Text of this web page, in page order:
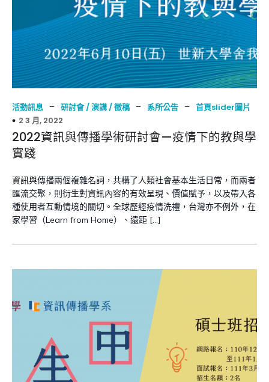
活動訊息 – 研討會 / 演講 / 徵稿 – 系所公告 – 首頁slider圖片
2 3 月, 2022
2022資訊與傳播學術研討會—疫情下的教與學
實踐
資訊與傳播兩個複雜名詞，共構了人類社會基本生活日常，而兩者
匯流交聚，則衍生對資訊內容的有效呈現、價值賦予，以及帶入各
種使用者互動情境的關切。全球歷經疫情洗禮，台灣亦不例外，在
家學習（Learn from Home）、遠距 […]